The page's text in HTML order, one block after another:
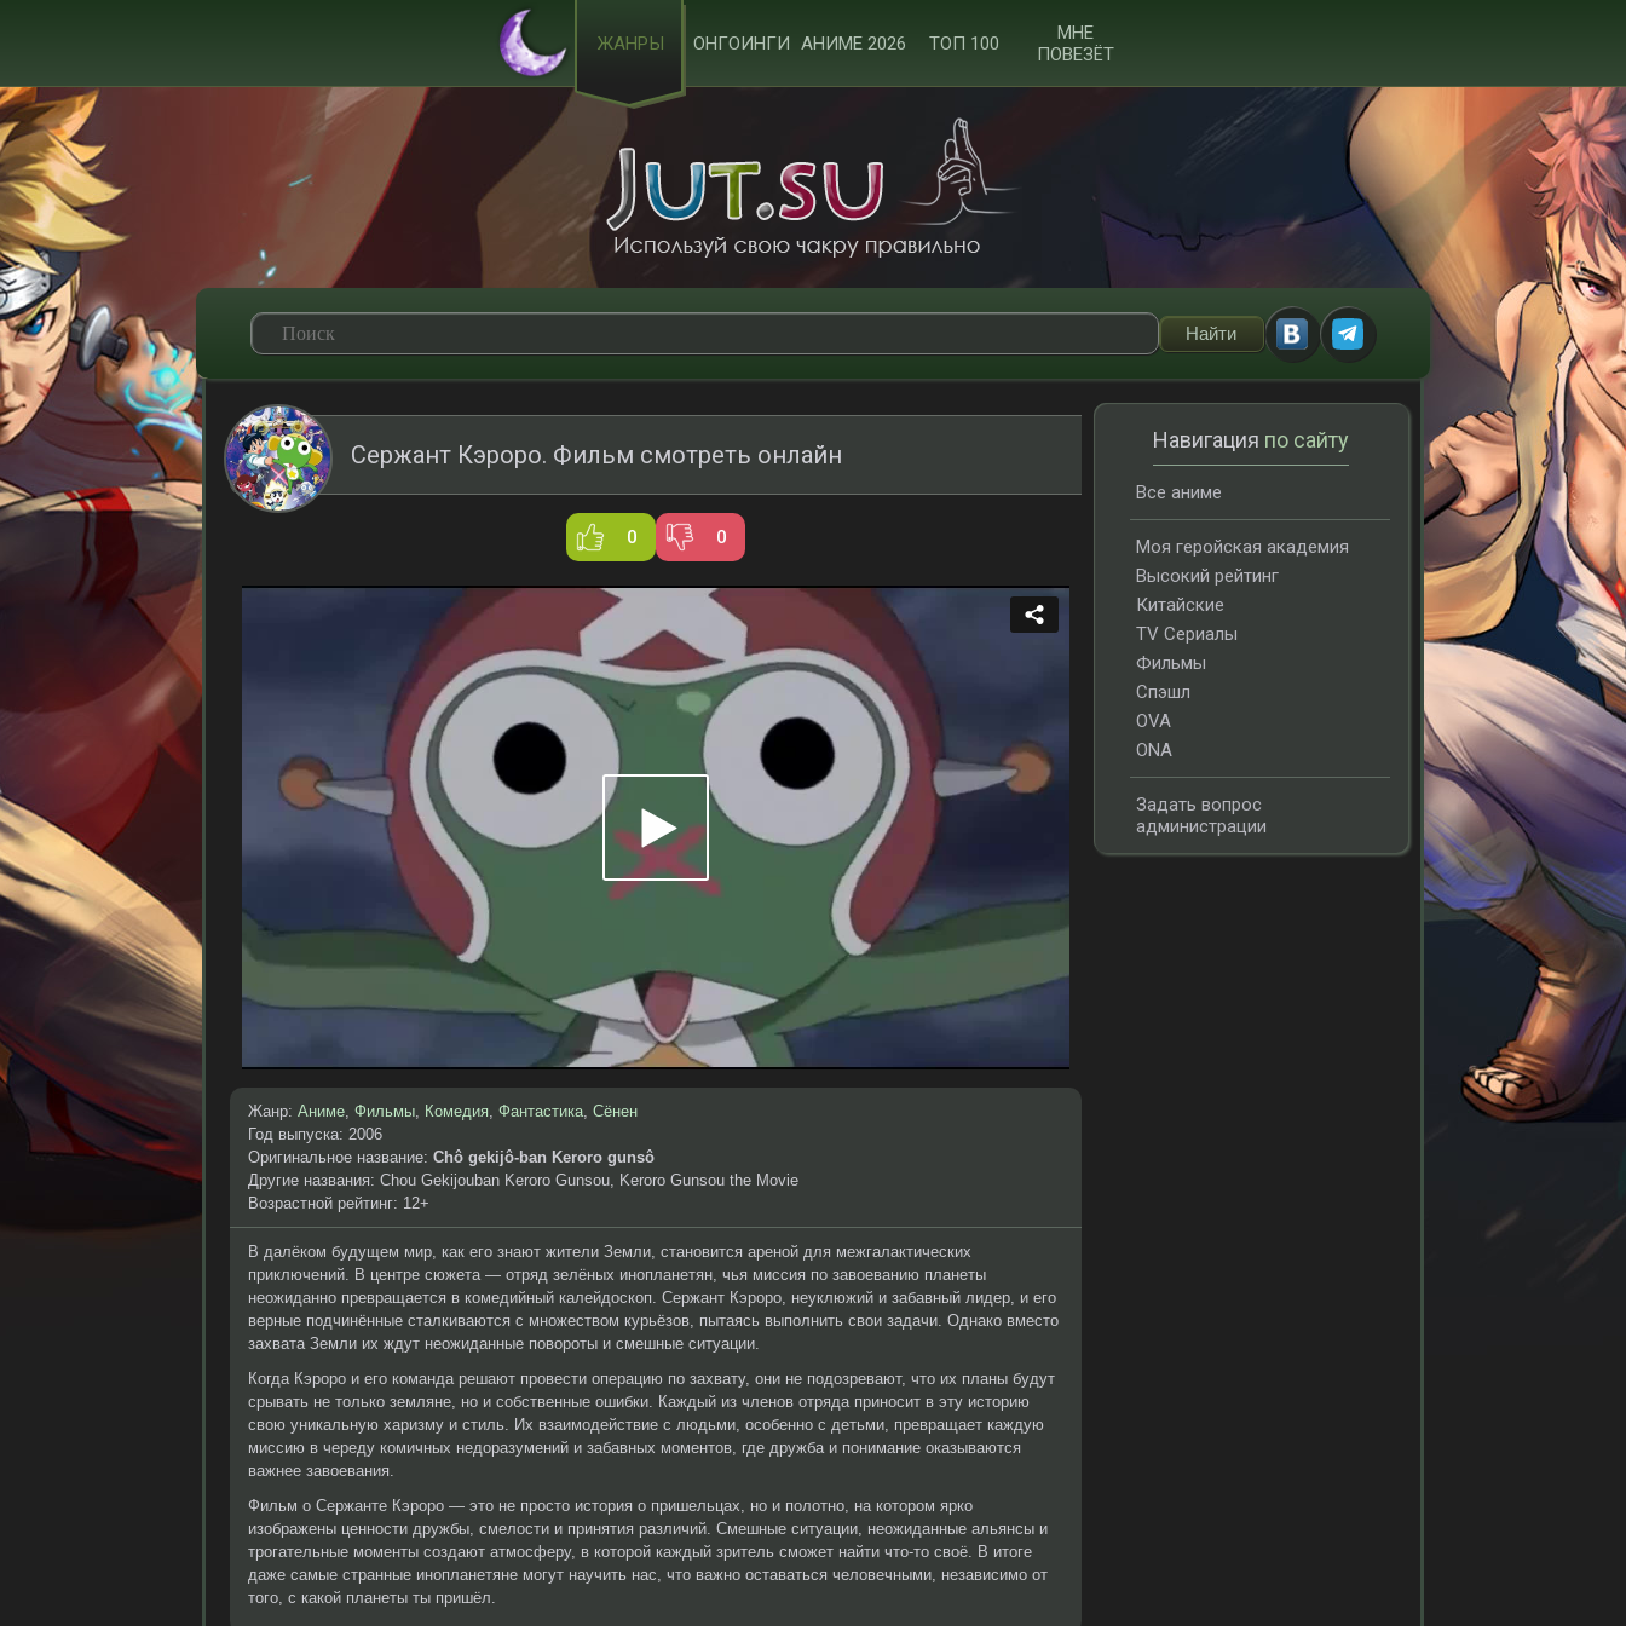
ЖАНРЫ ОНГОИНГИ АНИМЕ 2026 ТОП 100
МНЕ
ПОВЕЗЁТ
Сержант Кэроро. Фильм смотреть онлайн
0 0
Жанр: Аниме, Фильмы, Комедия, Фантастика, Сёнен
Год выпуска: 2006
Оригинальное название: Chô gekijô-ban Keroro gunsô
Другие названия: Chou Gekijouban Keroro Gunsou, Keroro Gunsou the Movie
Возрастной рейтинг: 12+
В далёком будущем мир, как его знают жители Земли, становится ареной для межгалактических
приключений. В центре сюжета — отряд зелёных инопланетян, чья миссия по завоеванию планеты
неожиданно превращается в комедийный калейдоскоп. Сержант Кэроро, неуклюжий и забавный лидер, и его
верные подчинённые сталкиваются с множеством курьёзов, пытаясь выполнить свои задачи. Однако вместо
захвата Земли их ждут неожиданные повороты и смешные ситуации.
Когда Кэроро и его команда решают провести операцию по захвату, они не подозревают, что их планы будут
срывать не только земляне, но и собственные ошибки. Каждый из членов отряда приносит в эту историю
свою уникальную харизму и стиль. Их взаимодействие с людьми, особенно с детьми, превращает каждую
миссию в череду комичных недоразумений и забавных моментов, где дружба и понимание оказываются
важнее завоевания.
Фильм о Сержанте Кэроро — это не просто история о пришельцах, но и полотно, на котором ярко
изображены ценности дружбы, смелости и принятия различий. Смешные ситуации, неожиданные альянсы и
трогательные моменты создают атмосферу, в которой каждый зритель сможет найти что-то своё. В итоге
даже самые странные инопланетяне могут научить нас, что важно оставаться человечными, независимо от
того, с какой планеты ты пришёл.
Навигация по сайту
Все аниме
Моя геройская академия
Высокий рейтинг
Китайские
TV Сериалы
Фильмы
Спэшл
OVA
ONA
Задать вопрос
администрации